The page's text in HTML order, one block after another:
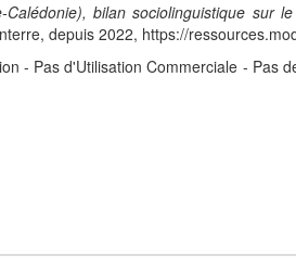
bilan sociolinguistique sur
depuis 2022, https://
- Pas d'Utilisation Commerciale - Pas